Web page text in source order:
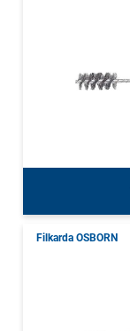
Filkarda OSBORN